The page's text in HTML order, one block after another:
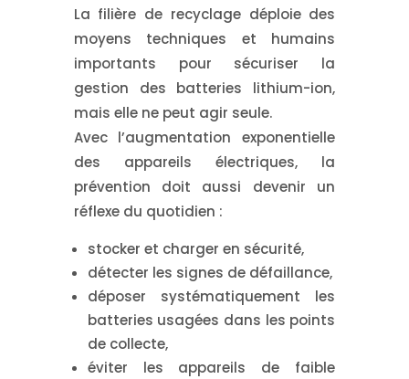
La filière de recyclage déploie des
moyens techniques et humains
importants pour sécuriser la
gestion des batteries lithium-ion,
mais elle ne peut agir seule.
Avec l’augmentation exponentielle
des appareils électriques, la
prévention doit aussi devenir un
réflexe du quotidien :
stocker et charger en sécurité,
détecter les signes de défaillance,
déposer systématiquement les
batteries usagées dans les points
de collecte,
éviter les appareils de faible